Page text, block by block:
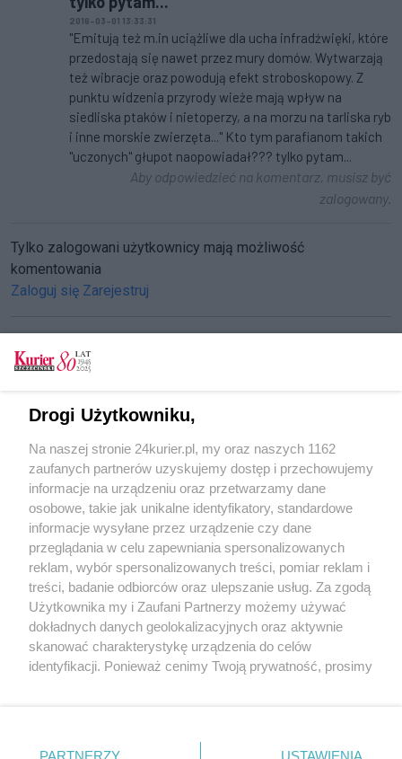
2016-03-01 13:33:31
"Emitują też m.in uciążliwe dla ucha infradźwięki, które
przedostają się nawet przez mury domów. Wytwarzają
też wibracje oraz powodują efekt stroboskopowy. Z
punktu widzenia przyrody wieże mają wpływ na
siedliska ptaków i nietoperzy, a na morzu na tarliska ryb
i inne morskie zwierzęta..." Kto tym parafianom takich
"uczonych" głupot naopowiadał??? tylko pytam...
Aby odpowiedzieć na komentarz, musisz być
zalogowany.
Tylko zalogowani użytkownicy mają możliwość
komentowania
Zaloguj się Zarejestruj
Dania ustanawia światowy rekord
Świat nie będzie już taki sam
Uciekają dżdżownice?
POGODA
21℃
Zobacz prognozę na 3 dni
Copyright © 2022 Kurier Szczeciński sp. z o.o.
Drogi Użytkowniku,
Na naszej stronie 24kurier.pl, my oraz naszych 1162
zaufanych partnerów uzyskujemy dostęp i przechowujemy
informacje na urządzeniu oraz przetwarzamy dane
osobowe, takie jak unikalne identyfikatory, standardowe
informacje wysyłane przez urządzenie czy dane
przeglądania w celu zapewniania spersonalizowanych
reklam, wybór spersonalizowanych treści, pomiar reklam i
treści, badanie odbiorców oraz ulepszanie usług. Za zgodą
Użytkownika my i Zaufani Partnerzy możemy używać
dokładnych danych geolokalizacyjnych oraz aktywnie
skanować charakterystykę urządzenia do celów
identyfikacji. Ponieważ cenimy Twoją prywatność, prosimy
prywatności znajdujący się w lewym dolnym rogu strony
PARTNERZY USTAWIENIA